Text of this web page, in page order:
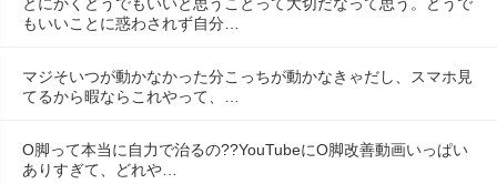
もいいことに惑わされず自分…
マジそいつが動かなかった分こっちが動かなきゃだし、スマホ見
てるから暇ならこれやって、…
O脚って本当に自力で治るの??YouTubeにO脚改善動画いっぱい
ありすぎて、どれや…